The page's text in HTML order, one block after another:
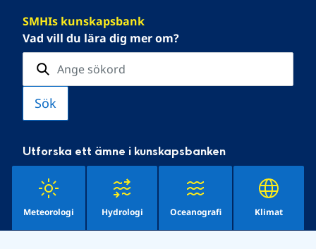
SMHIs kunskapsbank
Vad vill du lära dig mer om?
Utforska ett ämne i kunskapsbanken
Meteorologi Hydrologi Oceanografi Klimat